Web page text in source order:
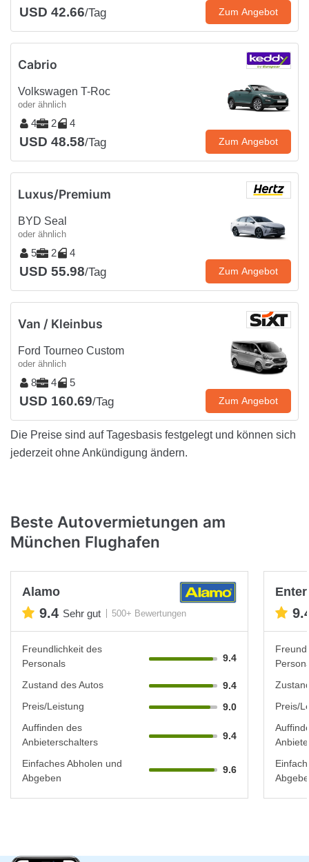
USD 42.66/Tag Zum Angebot
Cabrio
Volkswagen T-Roc
oder ähnlich
4 2 4
USD 48.58/Tag Zum Angebot
Luxus/Premium
BYD Seal
oder ähnlich
5 2 4
USD 55.98/Tag Zum Angebot
Van / Kleinbus
Ford Tourneo Custom
oder ähnlich
8 4 5
USD 160.69/Tag Zum Angebot
Die Preise sind auf Tagesbasis festgelegt und können sich
jederzeit ohne Ankündigung ändern.
Beste Autovermietungen am
München Flughafen
Alamo
9.4 Sehr gut 500+ Bewertungen
Freundlichkeit des
Personals
9.4
Zustand des Autos
9.4
Preis/Leistung
9.0
Auffinden des
Anbieterschalters
9.4
Einfaches Abholen und
Abgeben
9.6
Preis/